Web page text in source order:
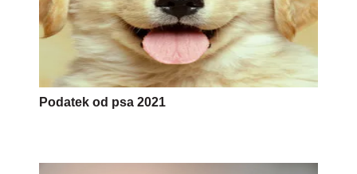
Podatek od psa 2021